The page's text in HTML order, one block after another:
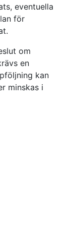
eventuella
för
om
en
kan
minskas i